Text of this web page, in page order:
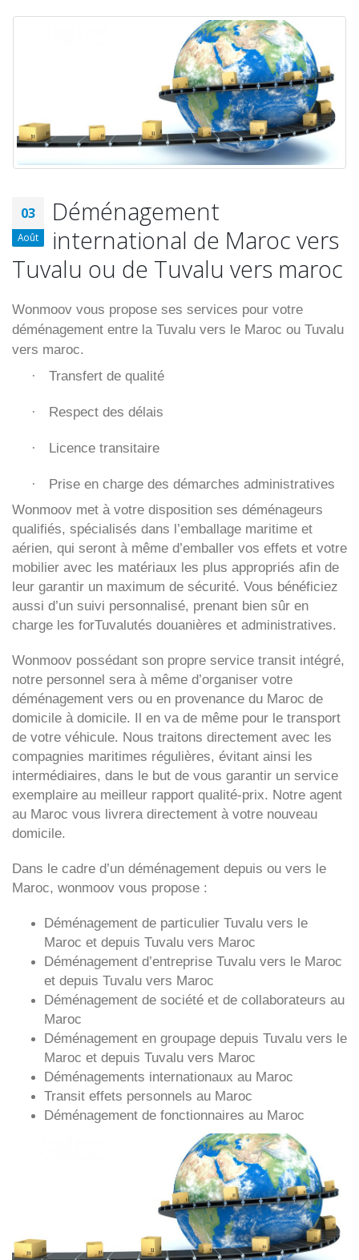
03
Août
Déménagement
international de Maroc vers
Tuvalu ou de Tuvalu vers maroc
Wonmoov vous propose ses services pour votre
déménagement entre la Tuvalu vers le Maroc ou Tuvalu
vers maroc.
· Transfert de qualité
· Respect des délais
· Licence transitaire
·
Prise en charge des démarches administratives
Wonmoov met à votre disposition ses déménageurs
qualifiés, spécialisés dans l’emballage maritime et
aérien, qui seront à même d’emballer vos effets et votre
mobilier avec les matériaux les plus appropriés afin de
leur garantir un maximum de sécurité. Vous bénéficiez
aussi d’un suivi personnalisé, prenant bien sûr en
charge les forTuvalutés douanières et administratives.
Wonmoov possédant son propre service transit intégré,
notre personnel sera à même d’organiser votre
déménagement vers ou en provenance du Maroc de
domicile à domicile. Il en va de même pour le transport
de votre véhicule. Nous traitons directement avec les
compagnies maritimes régulières, évitant ainsi les
intermédiaires, dans le but de vous garantir un service
exemplaire au meilleur rapport qualité-prix. Notre agent
au Maroc vous livrera directement à votre nouveau
domicile.
Dans le cadre d’un déménagement depuis ou vers le
Maroc, wonmoov vous propose :
Déménagement de particulier Tuvalu vers le
Maroc et depuis Tuvalu vers Maroc
Déménagement d’entreprise Tuvalu vers le Maroc
et depuis Tuvalu vers Maroc
Déménagement de société et de collaborateurs au
Maroc
Déménagement en groupage depuis Tuvalu vers le
Maroc et depuis Tuvalu vers Maroc
Déménagements internationaux au Maroc
Transit effets personnels au Maroc
Déménagement de fonctionnaires au Maroc